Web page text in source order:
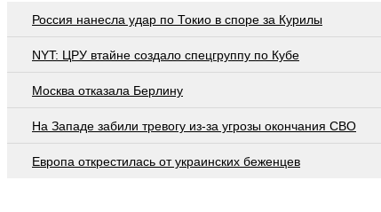
Россия нанесла удар по Токио в споре за Курилы
NYT: ЦРУ втайне создало спецгруппу по Кубе
Москва отказала Берлину
На Западе забили тревогу из-за угрозы окончания СВО
Европа открестилась от украинских беженцев